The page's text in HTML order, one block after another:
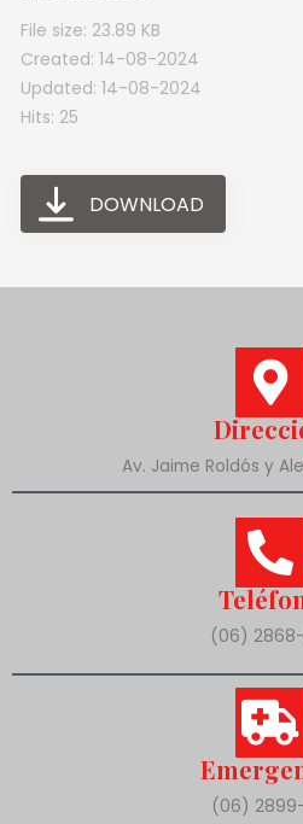
File size: 23.89 KB
Created: 14-08-2024
Updated: 14-08-2024
Hits: 25
DOWNLOAD
Av. Jaime Roldós y
(06)
(06)